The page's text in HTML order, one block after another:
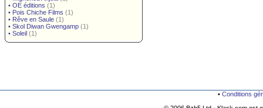
• OE éditions (1)
• Pois Chiche Films (1)
• Rêve en Saule (1)
• Skol Diwan Gwengamp (1)
• Soleil (1)
• Conditions